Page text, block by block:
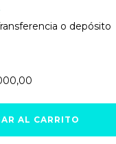
o depósito